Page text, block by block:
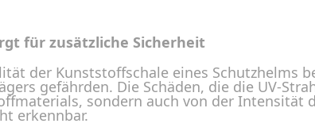
für zusätzliche Sicherheit
der Kunststoffschale eines Schutzhelms
gefährden. Die Schäden, die die UV-
sondern auch von der Intensität
erkennbar.